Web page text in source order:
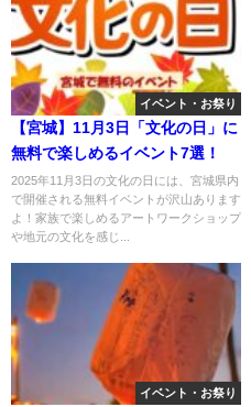
イベント・お祭り
【宮城】11月3日「文化の日」に
無料で楽しめるイベント7選！
2025年11月3日の文化の日には、宮城県内
で開催される無料イベントが沢山あります
よ！家族で楽しめるアートワークショップ
や地元の文化を感じ...
イベント・お祭り